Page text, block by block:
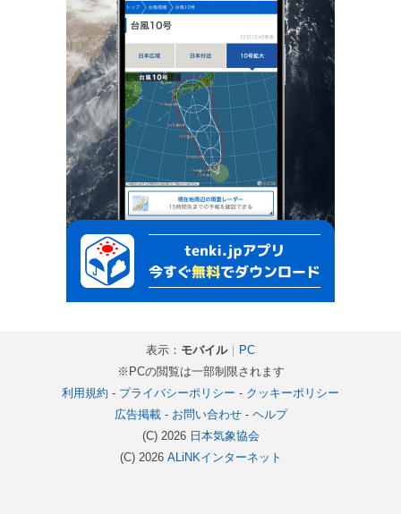
表示： モバイル｜ PC
※PCの閲覧は一部制限されます
利用規約 - プライバシーポリシー - クッキーポリシー
広告掲載- お問い合わせ- ヘルプ
(C) 2026 日本気象協会
(C) 2026 ALiNKインターネット